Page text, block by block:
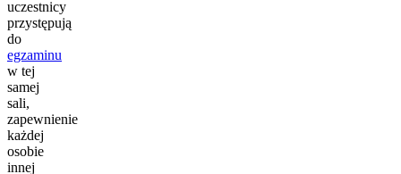
uczestnicy
przystępują
do
egzaminu
w tej
samej
sali,
zapewnienie
każdej
osobie
innej